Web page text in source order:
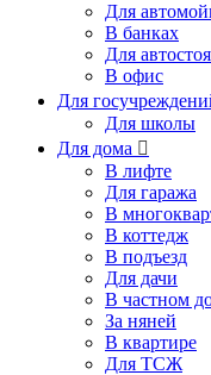
Для
В банках
Для
В офис
Для
Для школы
Для дома 
В лифте
Для гаража
В
В коттедж
В подъезд
Для дачи
В частном
За няней
В квартире
Для ТСЖ